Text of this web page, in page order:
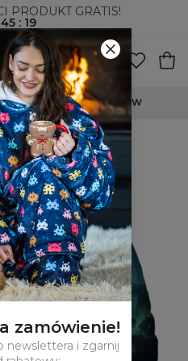
PRODUKT GRATIS!
45 : 18
I DO PACZKOMATÓW
zamówienie!
newslettera i zgarnij